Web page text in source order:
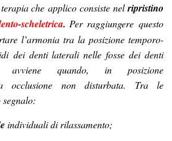
che applico consiste nelripristino
scheletrica.Per raggiungere questo
l’armonia tra la posizione temporo-
dei denti laterali nelle fosse dei denti
avviene quando, in posizione
occlusione non disturbata. Tra le
individuali di rilassamento;